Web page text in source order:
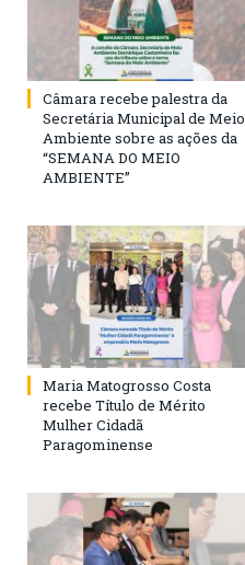
Câmara recebe palestra da
Secretária Municipal de Meio
Ambiente sobre as ações da
“SEMANA DO MEIO
AMBIENTE”
Maria Matogrosso Costa
recebe Título de Mérito
Mulher Cidadã
Paragominense